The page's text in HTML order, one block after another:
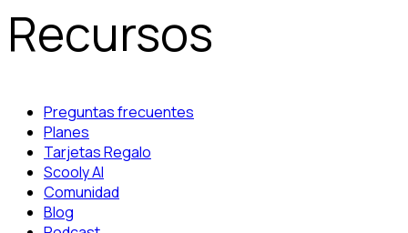
Recursos
Preguntas frecuentes
Planes
Tarjetas Regalo
Scooly AI
Comunidad
Blog